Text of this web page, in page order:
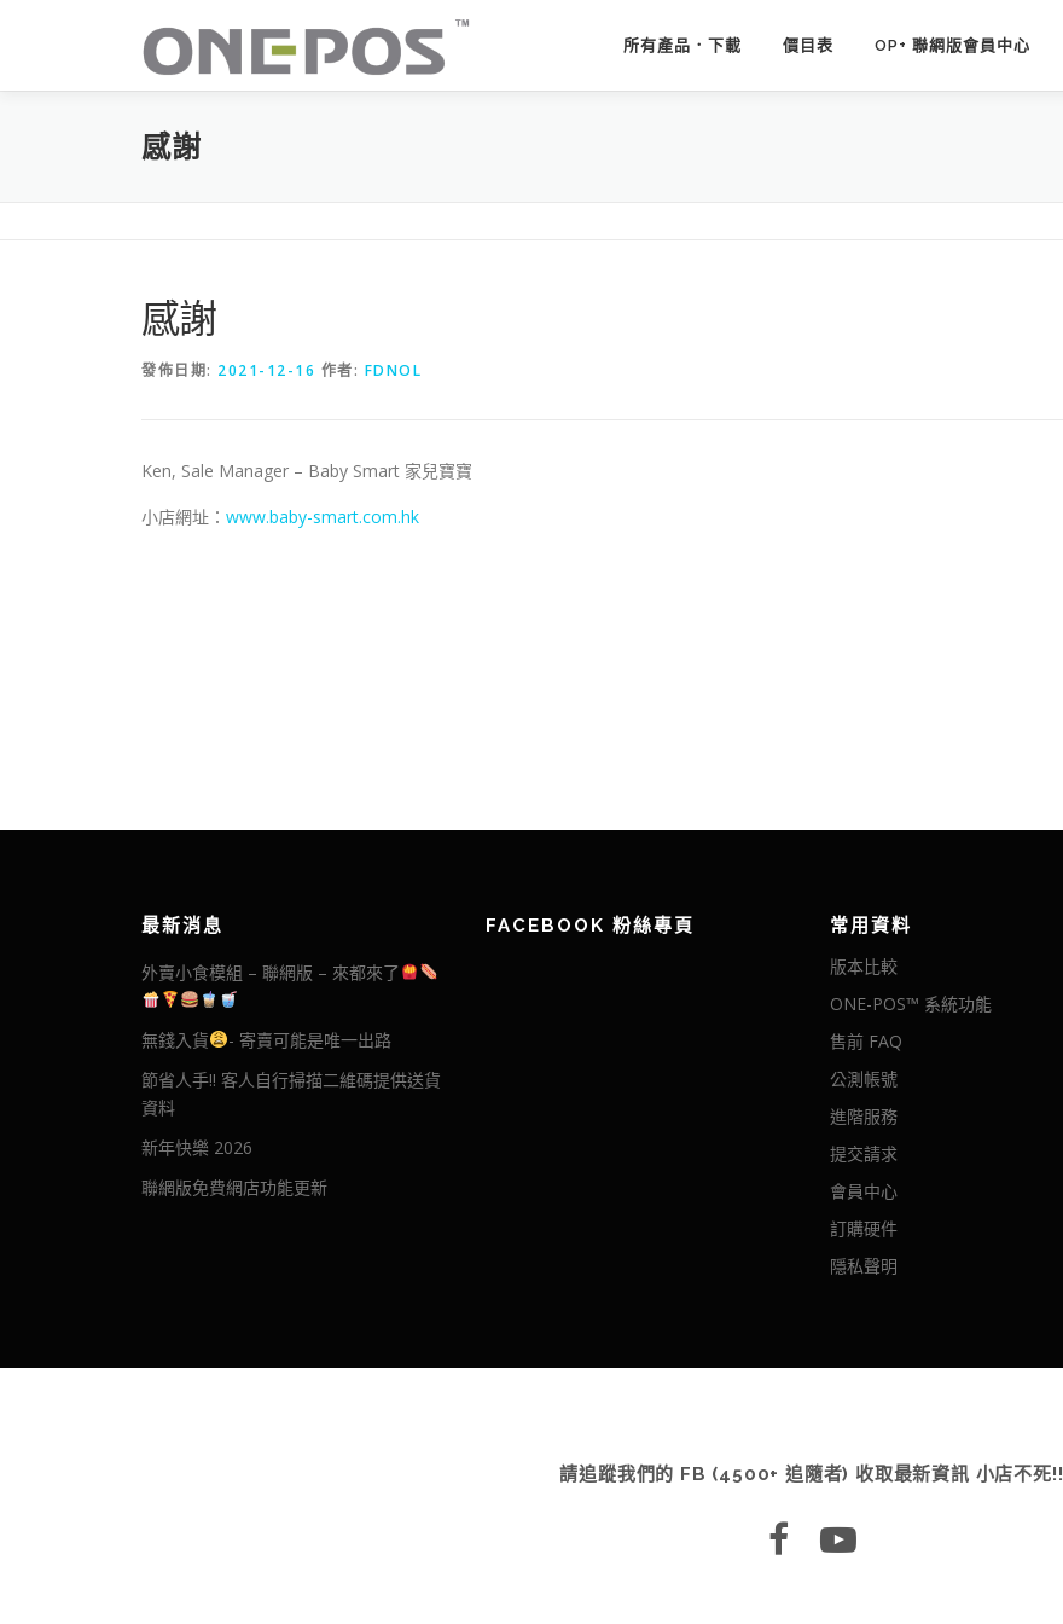
要
所有產品．下載 價目表 OP+ 聯網版會員中心
感謝
感謝
發佈日期: 2021-12-16 作者: FDNOL
Ken, Sale Manager – Baby Smart 家兒寶寶
小店網址： www.baby-smart.com.hk
最新消息
外賣小食模組 – 聯網版 – 來都來了
無錢入貨
- 寄賣可能是唯一出路
節省人手!! 客人自行掃描二維碼提供送貨
資料
新年快樂 2026
聯網版免費網店功能更新
FACEBOOK 粉絲專頁 常用資料
版本比較
ONE-POS™ 系統功能
售前 FAQ
公測帳號
進階服務
提交請求
會員中心
訂購硬件
隱私聲明
請追蹤我們的 FB (4500+ 追隨者) 收取最新資訊 小店不死!!